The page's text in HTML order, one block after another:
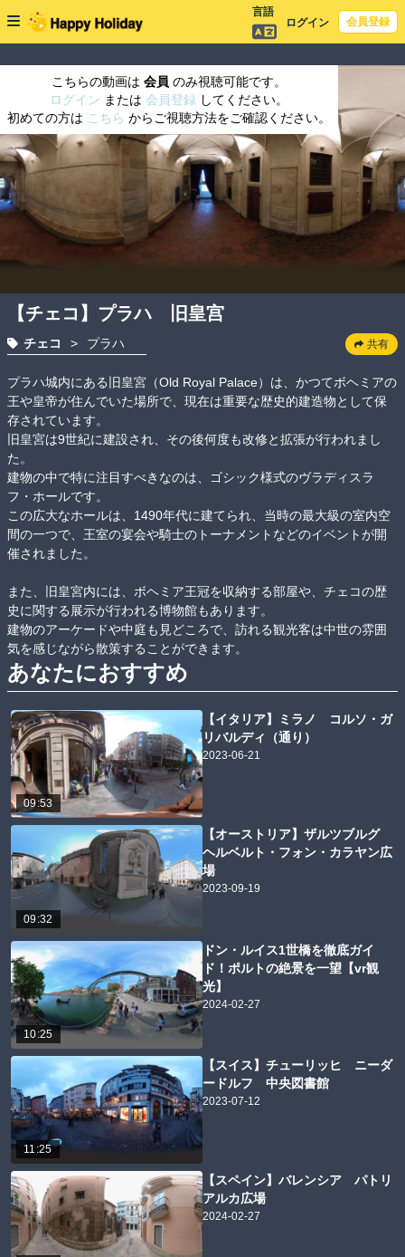
言語
ログイン
会員登録
こちらの動画は 会員 のみ視聴可能です。
ログイン または 会員登録 してください。
初めての方は こちら からご視聴方法をご確認ください。
【チェコ】プラハ 旧皇宫
チェコ > プラハ 共有
プラハ城内にある旧皇宮（Old Royal Palace）は、かつてボヘミアの
王や皇帝が住んでいた場所で、現在は重要な歴史的建造物として保
存されています。
旧皇宮は9世紀に建設され、その後何度も改修と拡張が行われまし
た。
建物の中で特に注目すべきなのは、ゴシック様式のヴラディスラ
フ・ホールです。
この広大なホールは、1490年代に建てられ、当時の最大級の室内空
間の一つで、王室の宴会や騎士のトーナメントなどのイベントが開
催されました。
また、旧皇宮内には、ボヘミア王冠を収納する部屋や、チェコの歴
史に関する展示が行われる博物館もあります。
建物のアーケードや中庭も見どころで、訪れる観光客は中世の雰囲
気を感じながら散策することができます。
あなたにおすすめ
09:53
【イタリア】ミラノ コルソ・ガ
リバルディ（通り）
2023-06-21
09:32
【オーストリア】ザルツブルグ
ヘルベルト・フォン・カラヤン広
場
2023-09-19
10:25
ドン・ルイス1世橋を徹底ガイ
ド！ポルトの絶景を一望【vr観
光】
2024-02-27
11:25
【スイス】チューリッヒ ニーダ
ードルフ 中央図書館
2023-07-12
【スペイン】バレンシア パトリ
アルカ広場
2024-02-27